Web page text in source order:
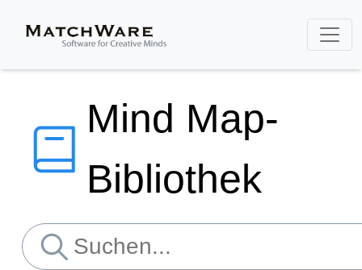
Mind Map-
Bibliothek